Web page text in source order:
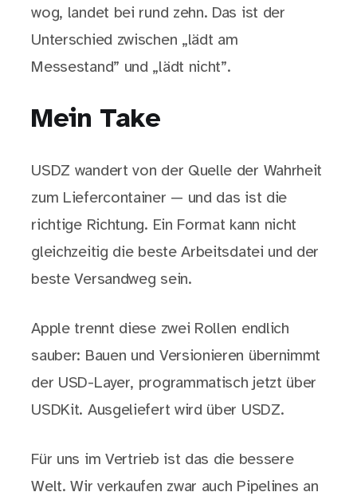
wog, landet bei rund zehn. Das ist der
Unterschied zwischen „lädt am
Messestand” und „lädt nicht”.
Mein Take
USDZ wandert von der Quelle der Wahrheit
zum Liefercontainer — und das ist die
richtige Richtung. Ein Format kann nicht
gleichzeitig die beste Arbeitsdatei und der
beste Versandweg sein.
Apple trennt diese zwei Rollen endlich
sauber: Bauen und Versionieren übernimmt
der USD-Layer, programmatisch jetzt über
USDKit. Ausgeliefert wird über USDZ.
Für uns im Vertrieb ist das die bessere
Welt. Wir verkaufen zwar auch Pipelines an